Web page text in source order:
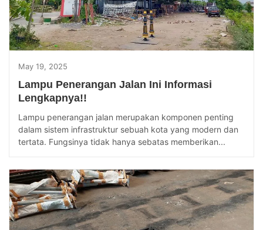
May 19, 2025
Lampu Penerangan Jalan Ini Informasi
Lengkapnya!!
Lampu penerangan jalan merupakan komponen penting
dalam sistem infrastruktur sebuah kota yang modern dan
tertata. Fungsinya tidak hanya sebatas memberikan...